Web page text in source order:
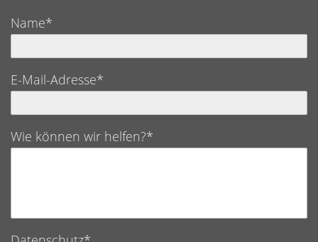
Name*
E-Mail-Adresse*
Wie können wir helfen?*